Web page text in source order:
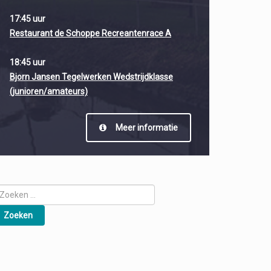
17:45 uur
Restaurant de Schoppe Recreantenrace A
18:45 uur
Bjorn Jansen Tegelwerken Wedstrijdklasse
(junioren/amateurs)
Meer informatie